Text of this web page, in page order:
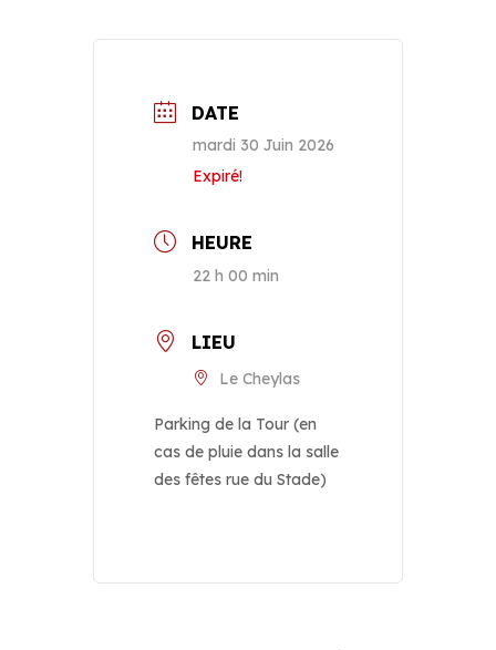
DATE
mardi 30 Juin 2026
Expiré!
HEURE
22 h 00 min
LIEU
Le Cheylas
Parking de la Tour (en
cas de pluie dans la salle
des fêtes rue du Stade)